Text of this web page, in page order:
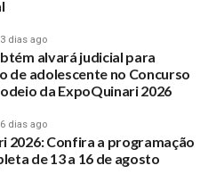
pela Câmara de
de imposto em favor da
o vice-presidente.
após uma reunião do
Silva e de Alckmin com
Palácio do Planalto.
3 dias ago
alvará judicial para
de adolescente no Concurso
da ExpoQuinari 2026
6 dias ago
2026: Confira a programação
de 13 a 16 de agosto